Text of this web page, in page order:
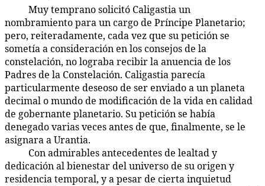
Muy temprano solicitó Caligastia un
nombramiento para un cargo de Príncipe Planetario;
pero, reiteradamente, cada vez que su petición se
sometía a consideración en los consejos de la
constelación, no lograba recibir la anuencia de los
Padres de la Constelación. Caligastia parecía
particularmente deseoso de ser enviado a un planeta
decimal o mundo de modificación de la vida en calidad
de gobernante planetario. Su petición se había
denegado varias veces antes de que, finalmente, se le
asignara a Urantia.
Con admirables antecedentes de lealtad y
dedicación al bienestar del universo de su origen y
residencia temporal, y a pesar de cierta inquietud